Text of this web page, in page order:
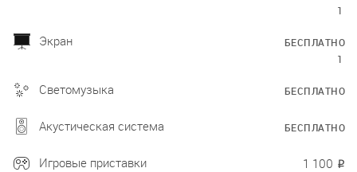
1
Экран
1
БЕСПЛАТНО
Светомузыка БЕСПЛАТНО
Акустическая система БЕСПЛАТНО
Игровые приставки 1 100 ₽